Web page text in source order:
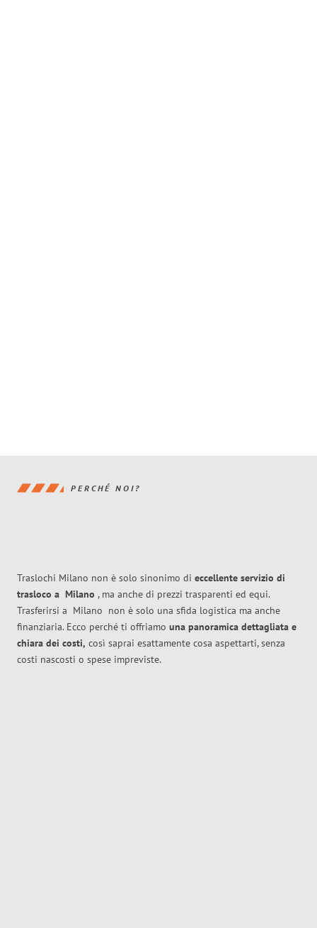
PERCHÉ NOI?
Traslochi Milano non è solo sinonimo di eccellente servizio di
trasloco a Milano , ma anche di prezzi trasparenti ed equi.
Trasferirsi a Milano non è solo una sfida logistica ma anche
finanziaria. Ecco perché ti offriamo una panoramica dettagliata e
chiara dei costi, così saprai esattamente cosa aspettarti, senza
costi nascosti o spese impreviste.